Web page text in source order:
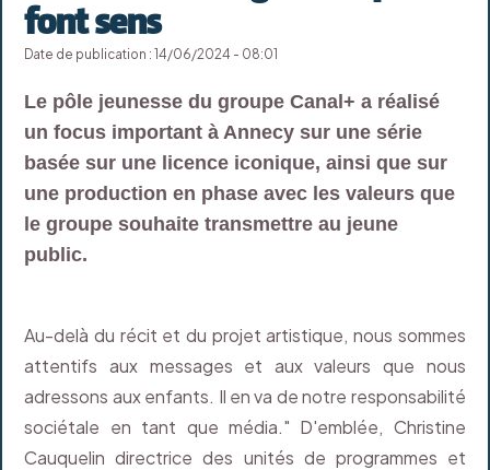
font sens
Date de publication : 14/06/2024 - 08:01
Le pôle jeunesse du groupe Canal+ a réalisé
un focus important à Annecy sur une série
basée sur une licence iconique, ainsi que sur
une production en phase avec les valeurs que
le groupe souhaite transmettre au jeune
public.
Au-delà du récit et du projet artistique, nous sommes
attentifs aux messages et aux valeurs que nous
adressons aux enfants. Il en va de notre responsabilité
sociétale en tant que média." D'emblée, Christine
Cauquelin directrice des unités de programmes et